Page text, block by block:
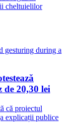
cheltuielilor
20,30 lei
că proiectul
explicații publice